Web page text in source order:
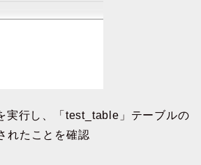
実行し、「test_table」テーブルの
れたことを確認